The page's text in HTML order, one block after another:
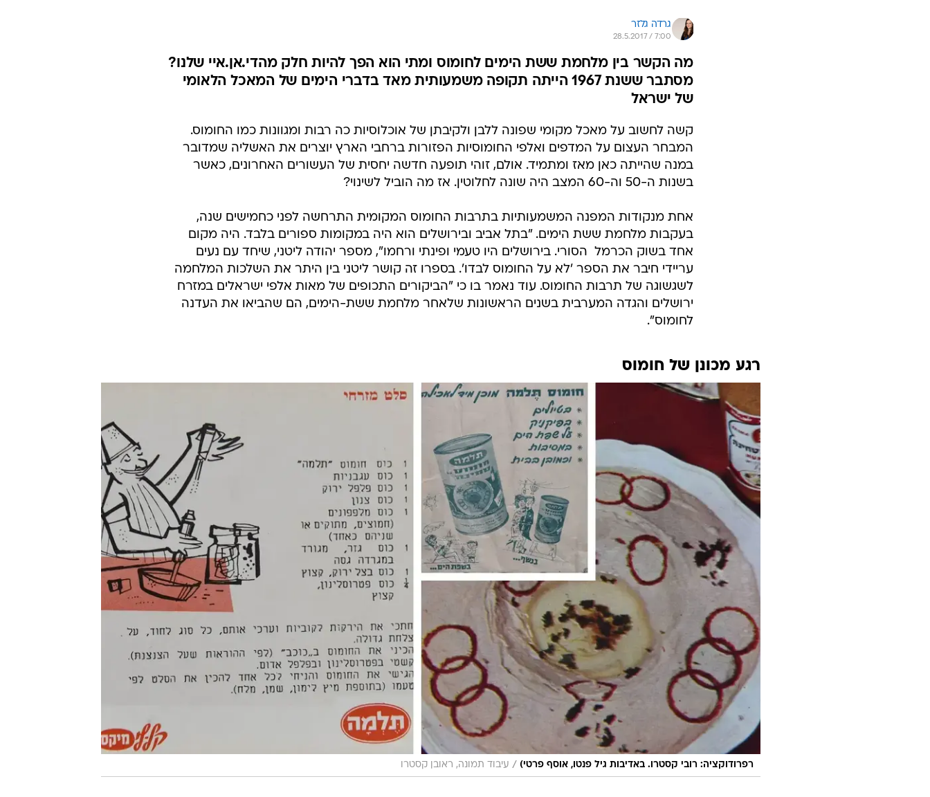
גרדה גלזר
28.5.2017 / 7:00
מה הקשר בין מלחמת ששת הימים לחומוס ומתי הוא הפך להיות חלק מהדי.אן.איי שלנו?
מסתבר ששנת 1967 הייתה תקופה משמעותית מאד בדברי הימים של המאכל הלאומי
של ישראל
קשה לחשוב על מאכל מקומי שפונה ללבן ולקיבתן של אוכלוסיות כה רבות ומגוונות כמו החומוס.
המבחר העצום על המדפים ואלפי החומוסיות הפזורות ברחבי הארץ יוצרים את האשליה שמדובר
במנה שהייתה כאן מאז ומתמיד. אולם, זוהי תופעה חדשה יחסית של העשורים האחרונים, כאשר
בשנות ה-50 וה-60 המצב היה שונה לחלוטין. אז מה הוביל לשינוי?
אחת מנקודות המפנה המשמעותיות בתרבות החומוס המקומית התרחשה לפני כחמישים שנה,
בעקבות מלחמת ששת הימים. "בתל אביב ובירושלים הוא היה במקומות ספורים בלבד. היה מקום
אחד בשוק הכרמל  הסורי. בירושלים היו טעמי ופינתי ורחמו", מספר יהודה ליטני, שיחד עם נעים
עריידי חיבר את הספר 'לא על החומוס לבדו'. בספרו זה קושר ליטני בין היתר את השלכות המלחמה
לשגשוגה של תרבות החומוס. עוד נאמר בו כי "הביקורים התכופים של מאות אלפי ישראלים במזרח
ירושלים והגדה המערבית בשנים הראשונות שלאחר מלחמת ששת-הימים, הם שהביאו את העדנה
לחומוס".
רגע מכונן של חומוס
רפרודוקציה: רובי קסטרו. באדיבות גיל פנטו, אוסף פרטי) / עיבוד תמונה, ראובן קסטרו